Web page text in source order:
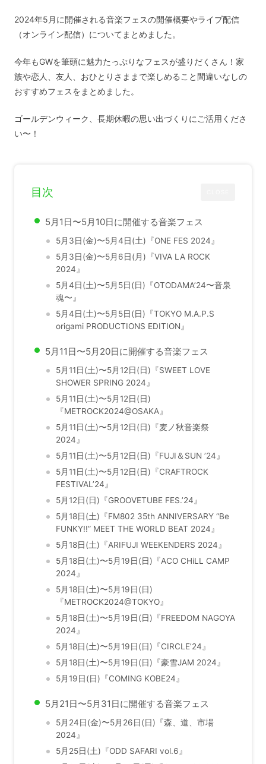
2024年5月に開催される音楽フェスの開催概要やライブ配信
（オンライン配信）についてまとめました。
今年もGWを筆頭に魅力たっぷりなフェスが盛りだくさん！家
族や恋人、友人、おひとりさままで楽しめること間違いなしの
おすすめフェスをまとめました。
ゴールデンウィーク、長期休暇の思い出づくりにご活用くださ
い〜！
目次
5月1日〜5月10日に開催する音楽フェス
5月3日(金)〜5月4日(土)『ONE FES 2024』
5月3日(金)〜5月6日(月)『VIVA LA ROCK
2024』
5月4日(土)〜5月5日(日)『OTODAMA’24〜音泉
魂〜』
5月4日(土)〜5月5日(日)『TOKYO M.A.P.S
origami PRODUCTIONS EDITION』
5月11日〜5月20日に開催する音楽フェス
5月11日(土)〜5月12日(日)『SWEET LOVE
SHOWER SPRING 2024』
5月11日(土)〜5月12日(日)
『METROCK2024@OSAKA』
5月11日(土)〜5月12日(日)『麦ノ秋音楽祭
2024』
5月11日(土)〜5月12日(日)『FUJI＆SUN ’24』
5月11日(土)〜5月12日(日)『CRAFTROCK
FESTIVAL’24』
5月12日(日)『GROOVETUBE FES.’24』
5月18日(土)『FM802 35th ANNIVERSARY “Be
FUNKY!!” MEET THE WORLD BEAT 2024』
5月18日(土)『ARIFUJI WEEKENDERS 2024』
5月18日(土)〜5月19日(日)『ACO CHiLL CAMP
2024』
5月18日(土)〜5月19日(日)
『METROCK2024@TOKYO』
5月18日(土)〜5月19日(日)『FREEDOM NAGOYA
2024』
5月18日(土)〜5月19日(日)『CIRCLE’24』
5月18日(土)〜5月19日(日)『豪雪JAM 2024』
5月19日(日)『COMING KOBE24』
5月21日〜5月31日に開催する音楽フェス
5月24日(金)〜5月26日(日)『森、道、市場
2024』
5月25日(土)『ODD SAFARI vol.6』